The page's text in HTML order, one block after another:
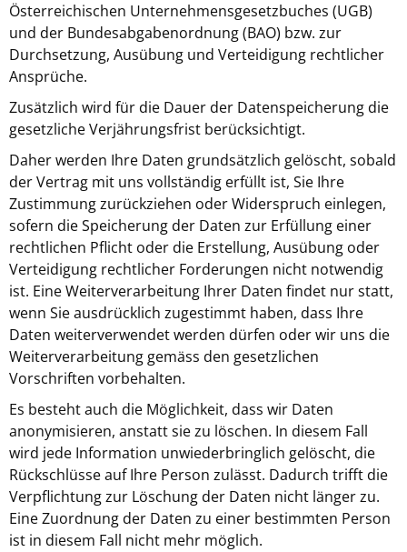
Österreichischen Unternehmensgesetzbuches (UGB)
und der Bundesabgabenordnung (BAO) bzw. zur
Durchsetzung, Ausübung und Verteidigung rechtlicher
Ansprüche.
Zusätzlich wird für die Dauer der Datenspeicherung die
gesetzliche Verjährungsfrist berücksichtigt.
Daher werden Ihre Daten grundsätzlich gelöscht, sobald
der Vertrag mit uns vollständig erfüllt ist, Sie Ihre
Zustimmung zurückziehen oder Widerspruch einlegen,
sofern die Speicherung der Daten zur Erfüllung einer
rechtlichen Pflicht oder die Erstellung, Ausübung oder
Verteidigung rechtlicher Forderungen nicht notwendig
ist. Eine Weiterverarbeitung Ihrer Daten findet nur statt,
wenn Sie ausdrücklich zugestimmt haben, dass Ihre
Daten weiterverwendet werden dürfen oder wir uns die
Weiterverarbeitung gemäss den gesetzlichen
Vorschriften vorbehalten.
Es besteht auch die Möglichkeit, dass wir Daten
anonymisieren, anstatt sie zu löschen. In diesem Fall
wird jede Information unwiederbringlich gelöscht, die
Rückschlüsse auf Ihre Person zulässt. Dadurch trifft die
Verpflichtung zur Löschung der Daten nicht länger zu.
Eine Zuordnung der Daten zu einer bestimmten Person
ist in diesem Fall nicht mehr möglich.